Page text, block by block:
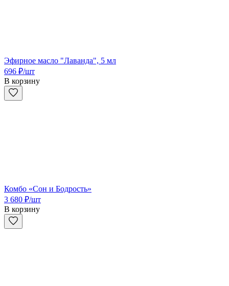
Эфирное масло "Лаванда", 5 мл
696 ₽/шт
В корзину
Комбо «Сон и Бодрость»
3 680 ₽/шт
В корзину